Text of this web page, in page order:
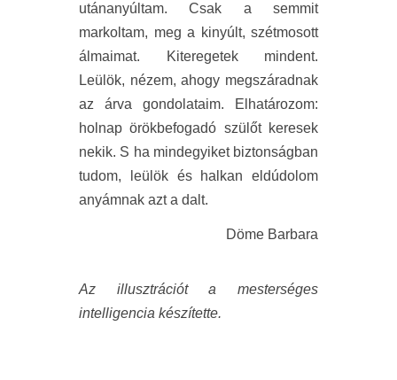
utánanyúltam. Csak a semmit
markoltam, meg a kinyúlt, szétmosott
álmaimat. Kiteregetek mindent.
Leülök, nézem, ahogy megszáradnak
az árva gondolataim. Elhatározom:
holnap örökbefogadó szülőt keresek
nekik. S ha mindegyiket biztonságban
tudom, leülök és halkan eldúdolom
anyámnak azt a dalt.
Döme Barbara
Az illusztrációt a mesterséges
intelligencia készítette.